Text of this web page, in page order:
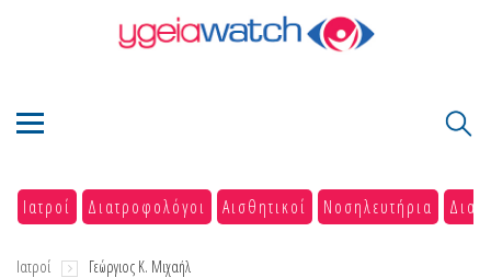
Ιατροί Διατροφολόγοι Αισθητικοί Νοσηλευτήρια
Ιατροί Γεώργιος Κ. Μιχαήλ